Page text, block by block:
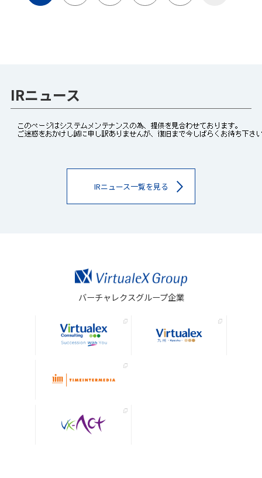
IRニュース
IRニュース一覧を見る
バーチャレクスグループ企業